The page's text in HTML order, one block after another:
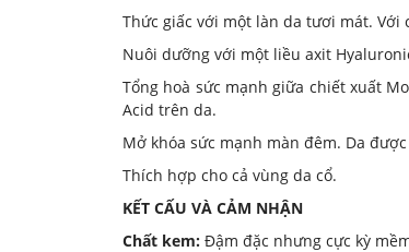
Thức giấc với một làn da tươi mát.
Nuôi dưỡng với một liều axit
Tổng hoà sức mạnh giữa chiết xuất
Acid trên da.
Mở khóa sức mạnh màn đêm. Da
Thích hợp cho cả vùng da cổ.
KẾT CẤU VÀ CẢM NHẬN
Chất kem: Đậm đặc nhưng cực kỳ